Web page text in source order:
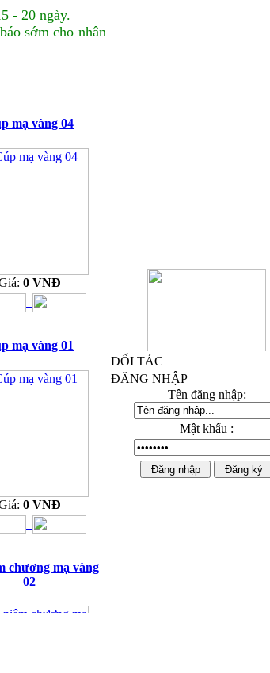
- 20 ngày.
sớm cho nhân
mạ vàng 04
0 VNĐ
mạ vàng 01
0 VNĐ
chương mạ vàng
02
Kỷ Niệm Chương Đồng 03
ĐỐI TÁC
ĐĂNG NHẬP
Tên đăng nhập:
Mật khẩu :